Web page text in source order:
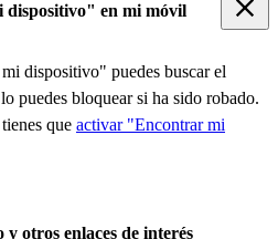
en mi móvil
dispositivo" puedes buscar el
puedes bloquear si ha sido robado.
que activar "Encontrar mi
otros enlaces de interés